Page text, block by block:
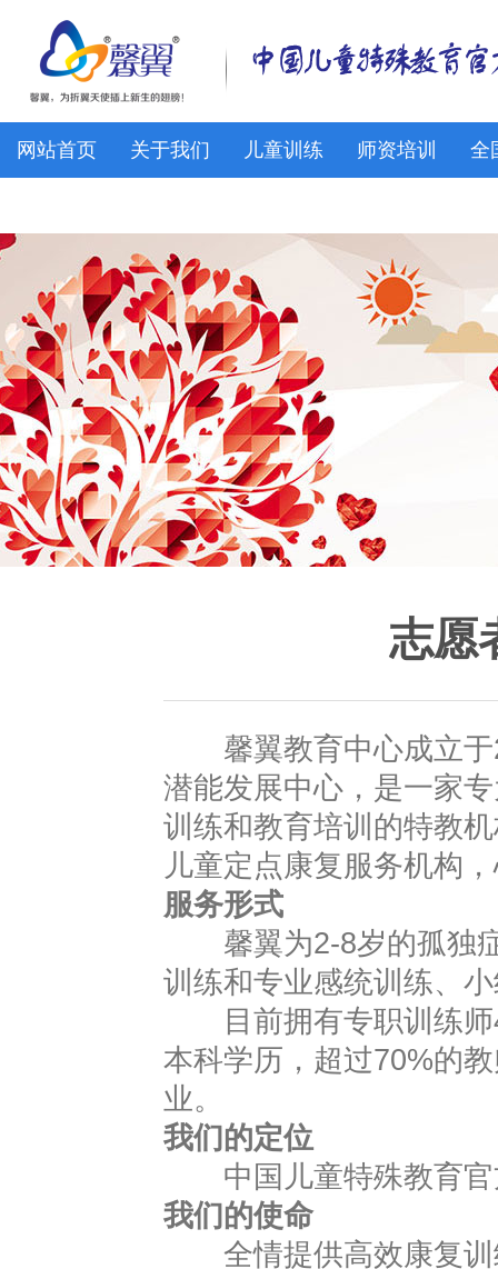
网站首页 关于我们 儿童训练 师资培训 全
志愿
馨翼教育中心成立于
潜能发展中心，是一家
训练和教育培训的特教
儿童定点康复服务机构
服务形式
馨翼为2-8岁的孤独症
训练和专业感统训练、
目前拥有专职训练师
本科学历，超过70%的
业。
我们的定位
中国儿童特殊教育官
我们的使命
全情提供高效康复训